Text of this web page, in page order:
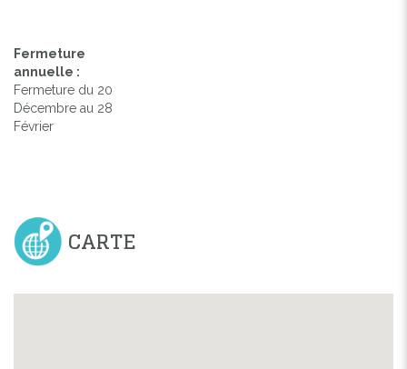
Fermeture
annuelle :
Fermeture du 20
Décembre au 28
Février
CARTE